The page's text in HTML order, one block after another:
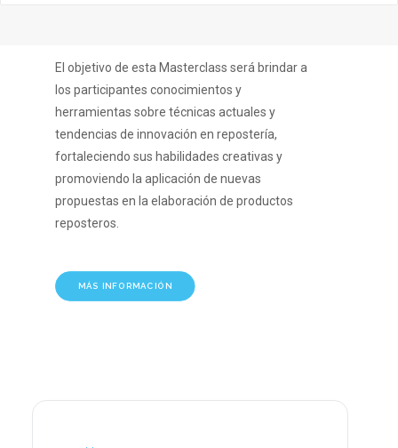
El objetivo de esta Masterclass será brindar a
los participantes conocimientos y
herramientas sobre técnicas actuales y
tendencias de innovación en repostería,
fortaleciendo sus habilidades creativas y
promoviendo la aplicación de nuevas
propuestas en la elaboración de productos
reposteros.
MÁS INFORMACIÓN